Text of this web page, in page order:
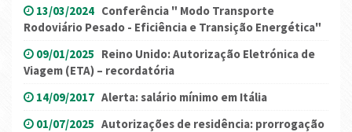
13/03/2024 Conferência " Modo Transporte
Rodoviário Pesado - Eficiência e Transição Energética"
09/01/2025 Reino Unido: Autorização Eletrónica de
Viagem (ETA) – recordatória
14/09/2017 Alerta: salário mínimo em Itália
01/07/2025 Autorizações de residência: prorrogação